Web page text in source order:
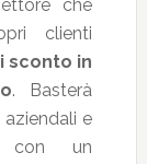
che
clienti
sconto in
. Basterà
e
con un